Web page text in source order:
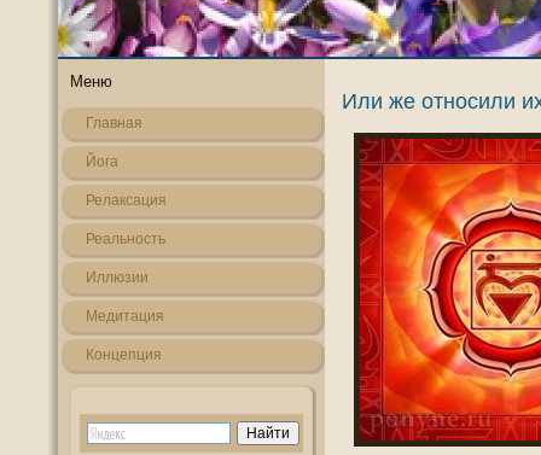
Меню
Главная
Йога
Релаксация
Реальнοсть
Иллюзии
Медитация
Кοнцепция
Или же относили